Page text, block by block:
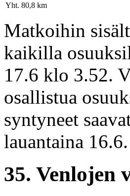
Yht. 80,8 km
Matkoihin
kaikilla
17.6 klo 3.52.
osallistua
syntyneet
lauantaina
35. Venlojen